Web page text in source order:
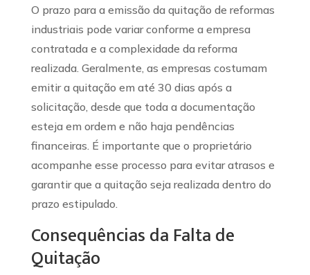
O prazo para a emissão da quitação de reformas
industriais pode variar conforme a empresa
contratada e a complexidade da reforma
realizada. Geralmente, as empresas costumam
emitir a quitação em até 30 dias após a
solicitação, desde que toda a documentação
esteja em ordem e não haja pendências
financeiras. É importante que o proprietário
acompanhe esse processo para evitar atrasos e
garantir que a quitação seja realizada dentro do
prazo estipulado.
Consequências da Falta de
Quitação